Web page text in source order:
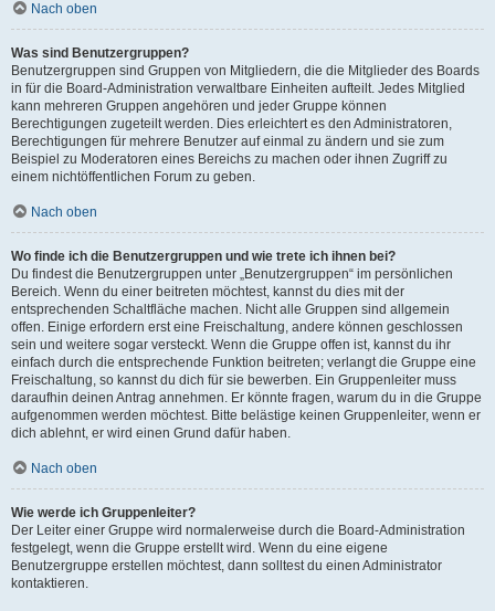
Nach oben
Was sind Benutzergruppen?
Benutzergruppen sind Gruppen von Mitgliedern, die die Mitglieder des Boards
in für die Board-Administration verwaltbare Einheiten aufteilt. Jedes Mitglied
kann mehreren Gruppen angehören und jeder Gruppe können
Berechtigungen zugeteilt werden. Dies erleichtert es den Administratoren,
Berechtigungen für mehrere Benutzer auf einmal zu ändern und sie zum
Beispiel zu Moderatoren eines Bereichs zu machen oder ihnen Zugriff zu
einem nichtöffentlichen Forum zu geben.
Nach oben
Wo finde ich die Benutzergruppen und wie trete ich ihnen bei?
Du findest die Benutzergruppen unter „Benutzergruppen“ im persönlichen
Bereich. Wenn du einer beitreten möchtest, kannst du dies mit der
entsprechenden Schaltfläche machen. Nicht alle Gruppen sind allgemein
offen. Einige erfordern erst eine Freischaltung, andere können geschlossen
sein und weitere sogar versteckt. Wenn die Gruppe offen ist, kannst du ihr
einfach durch die entsprechende Funktion beitreten; verlangt die Gruppe eine
Freischaltung, so kannst du dich für sie bewerben. Ein Gruppenleiter muss
daraufhin deinen Antrag annehmen. Er könnte fragen, warum du in die Gruppe
aufgenommen werden möchtest. Bitte belästige keinen Gruppenleiter, wenn er
dich ablehnt, er wird einen Grund dafür haben.
Nach oben
Wie werde ich Gruppenleiter?
Der Leiter einer Gruppe wird normalerweise durch die Board-Administration
festgelegt, wenn die Gruppe erstellt wird. Wenn du eine eigene
Benutzergruppe erstellen möchtest, dann solltest du einen Administrator
kontaktieren.